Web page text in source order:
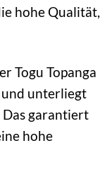
hohe Qualität,
Togu Topanga
unterliegt
garantiert
hohe